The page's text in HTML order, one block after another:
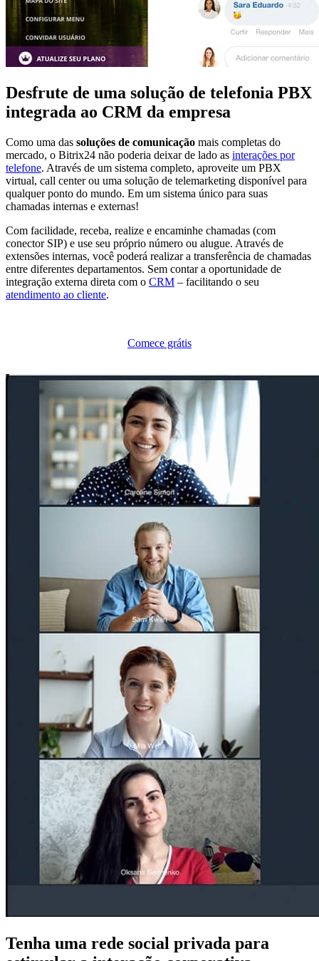
Desfrute de uma solução de telefonia PBX
integrada ao CRM da empresa
Como uma das soluções de comunicação mais completas do
mercado, o Bitrix24 não poderia deixar de lado as interações por
telefone. Através de um sistema completo, aproveite um PBX
virtual, call center ou uma solução de telemarketing disponível para
qualquer ponto do mundo. Em um sistema único para suas
chamadas internas e externas!
Com facilidade, receba, realize e encaminhe chamadas (com
conector SIP) e use seu próprio número ou alugue. Através de
extensões internas, você poderá realizar a transferência de chamadas
entre diferentes departamentos. Sem contar a oportunidade de
integração externa direta com o CRM – facilitando o seu
atendimento ao cliente.
Comece grátis
Tenha uma rede social privada para